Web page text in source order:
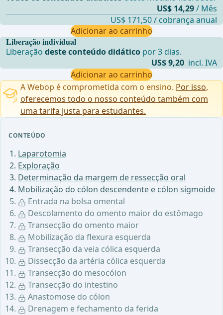
CONTEÚDO
Laparotomia
Exploração
Determinação da margem de ressecção oral
Mobilização do cólon descendente e cólon sigmoide
Entrada na bolsa omental
Descolamento do omento maior do estômago
Transecção do omento maior
Mobilização da flexura esquerda
Transecção da veia cólica esquerda
Dissecção da artéria cólica esquerda
Transecção do mesocólon
Transecção do intestino
Anastomose do cólon
Drenagem e fechamento da ferida
Liberação individual
Liberaçãodeste conteúdo didático por 3 dias.
US$ 9,20 incl. IVA
Adicionar ao carrinho
US$ 14,29/ Mês
US$ 171,50 / cobrança anual
Adicionar ao carrinho
A Webop é comprometida com o ensino. Por isso,
oferecemos todo o nosso conteúdo também com
uma tarifa justa para estudantes.